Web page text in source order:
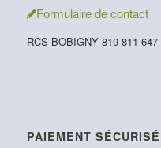
Formulaire de contact
RCS BOBIGNY 819 811 647
PAIEMENT SÉCURISÉ